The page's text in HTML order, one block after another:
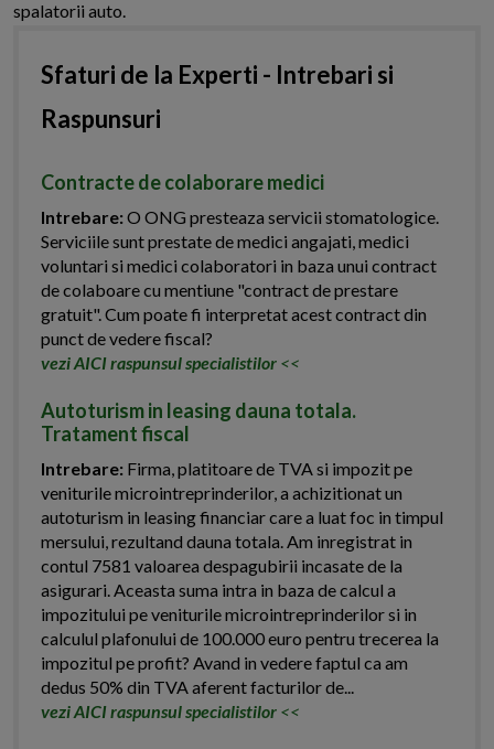
spalatorii auto.
Sfaturi de la Experti - Intrebari si
Raspunsuri
Contracte de colaborare medici
Intrebare:O ONG presteaza servicii stomatologice.
Serviciile sunt prestate de medici angajati, medici
voluntari si medici colaboratori in baza unui contract
de colaboare cu mentiune "contract de prestare
gratuit". Cum poate fi interpretat acest contract din
punct de vedere fiscal?
vezi AICI raspunsul specialistilor <<
Autoturism in leasing dauna totala.
Tratament fiscal
Intrebare: Firma, platitoare de TVA si impozit pe
veniturile microintreprinderilor, a achizitionat un
autoturism in leasing financiar care a luat foc in timpul
mersului, rezultand dauna totala. Am inregistrat in
contul 7581 valoarea despagubirii incasate de la
asigurari. Aceasta suma intra in baza de calcul a
impozitului pe veniturile microintreprinderilor si in
calculul plafonului de 100.000 euro pentru trecerea la
impozitul pe profit? Avand in vedere faptul ca am
dedus 50% din TVA aferent facturilor de...
vezi AICI raspunsul specialistilor <<